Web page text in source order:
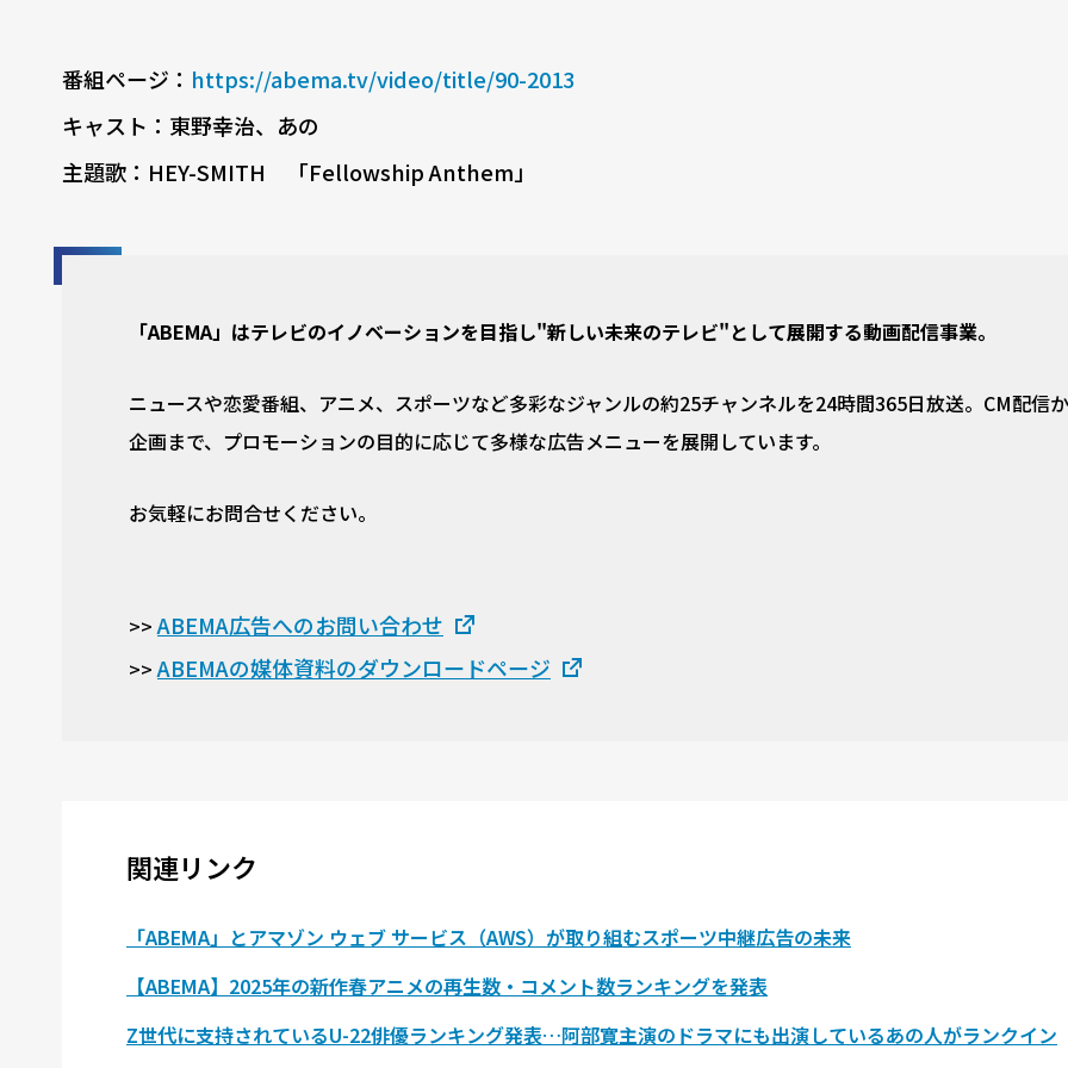
番組ページ： https://abema.tv/video/title/90-2013
キャスト：東野幸治、あの
主題歌：HEY-SMITH 「Fellowship Anthem」
「ABEMA」はテレビのイノベーションを目指し"新しい未来のテレビ"として展開する動画配信事業。
ニュースや恋愛番組、アニメ、スポーツなど多彩なジャンルの約25チャンネルを24時間365日放送。CM配信
企画まで、プロモーションの目的に応じて多様な広告メニューを展開しています。
お気軽にお問合せください。
>> ABEMA広告へのお問い合わせ
>> ABEMAの媒体資料のダウンロードページ
関連リンク
「ABEMA」とアマゾン ウェブ サービス（AWS）が取り組むスポーツ中継広告の未来
【ABEMA】2025年の新作春アニメの再生数・コメント数ランキングを発表
Z世代に支持されているU-22俳優ランキング発表…阿部寛主演のドラマにも出演しているあの人がランクイン